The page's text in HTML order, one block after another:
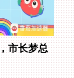
市长梦总